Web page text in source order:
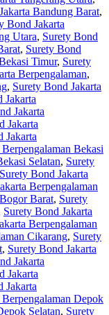
Bandung Barat,
Bond Jakarta
Utara, Surety Bond
, Surety Bond
Timur, Surety
Berpengalaman,
, Surety Bond Jakarta
Jakarta
Jakarta
Jakarta
Jakarta
Bekasi
Selatan, Surety
Surety Bond Jakarta
Berpengalaman
Barat, Surety
Surety Bond Jakarta
Berpengalaman
Cikarang, Surety
, Surety Bond Jakarta
Jakarta
Jakarta
Jakarta
Depok
Selatan, Surety